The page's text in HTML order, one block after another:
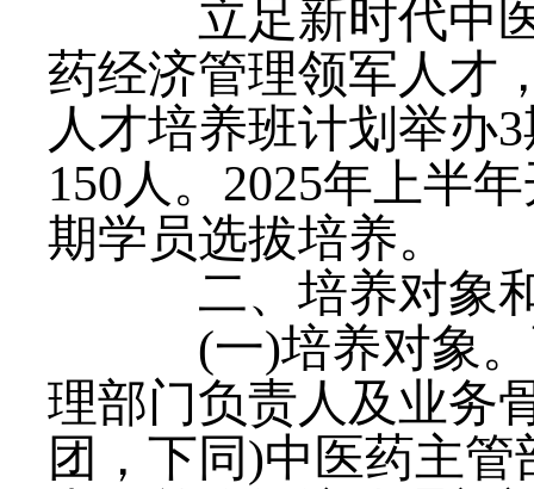
立足新时代中医
药经济管理领军人才
人才培养班计划举办
150人。2025年上半
期学员选拔培养。
二、培养对象
(一)培养对象。
理部门负责人及业务
团，下同)中医药主